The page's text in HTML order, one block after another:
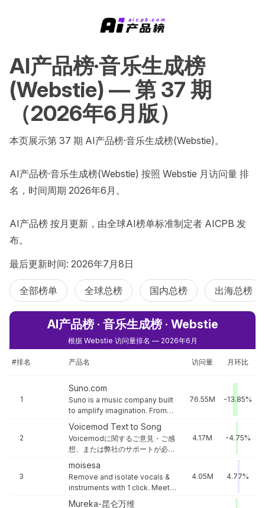
AI产品榜·音乐生成榜
(Webstie) — 第 37 期
（2026年6月版）
本页展示第 37 期 AI产品榜·音乐生成榜(Webstie)。
AI产品榜·音乐生成榜(Webstie) 按照 Webstie 月访问量 排
名，时间周期 2026年6月。
AI产品榜 按月更新，由全球AI榜单标准制定者 AICPB 发
布。
最后更新时间: 2026年7月8日
全部榜单 全球总榜 国内总榜 出海总榜
AI产品榜 · 音乐生成榜 · Webstie
根据 Webstie 访问量排名 — 2026年6月
#排名 产品名 访问量 月环比
1
Suno.com
Suno is a music company built
to amplify imagination. From
shower-singers to aspiring
songwriters to seasoned
artists, Suno empowers a
global community to create,
share, and discover music—
unlocking the joy of musical
expression for all.
76.55M -13.85%
2
Voicemod Text to Song
Voicemodに関するご意見・ご感
想、または弊社のサポートが必要
な場合はこちらからお問い合わせ
ください。
4.17M -4.75%
3
moisesa
Remove and isolate vocals &
instruments with 1 click. Meet
Moises' AI Audio Separation
4.05M 4.77%
Mureka-昆仑万维